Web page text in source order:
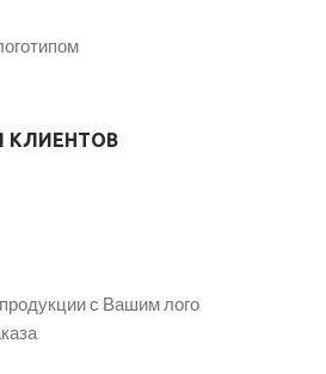
КЛИЕНТОВ
с Вашим лого